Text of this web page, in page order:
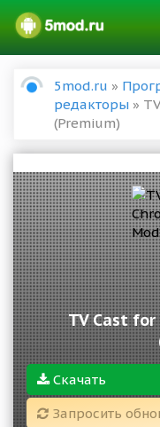
5mod.ru »
редакторы »
(Premium)
TV Cast
Скачать
Запросить